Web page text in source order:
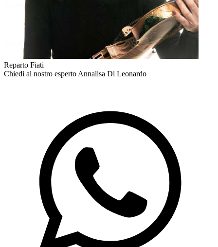
Reparto Fiati
Chiedi al nostro espertoAnnalisa Di Leonardo